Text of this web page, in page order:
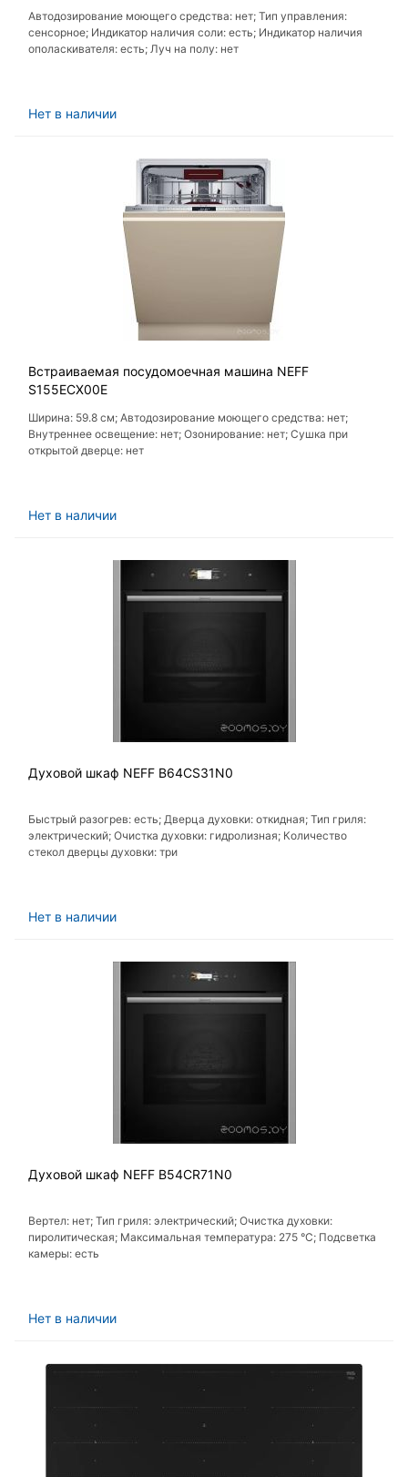
Автодозирование моющего средства: нет; Тип управления:
сенсорное; Индикатор наличия соли: есть; Индикатор наличия
ополаскивателя: есть; Луч на полу: нет
Нет в наличии
Встраиваемая посудомоечная машина NEFF
S155ECX00E
Ширина: 59.8 см; Автодозирование моющего средства: нет;
Внутреннее освещение: нет; Озонирование: нет; Сушка при
открытой дверце: нет
Нет в наличии
Духовой шкаф NEFF B64CS31N0
Быстрый разогрев: есть; Дверца духовки: откидная; Тип гриля:
электрический; Очистка духовки: гидролизная; Количество
стекол дверцы духовки: три
Нет в наличии
Духовой шкаф NEFF B54CR71N0
Вертел: нет; Тип гриля: электрический; Очистка духовки:
пиролитическая; Максимальная температура: 275 °C; Подсветка
камеры: есть
Нет в наличии